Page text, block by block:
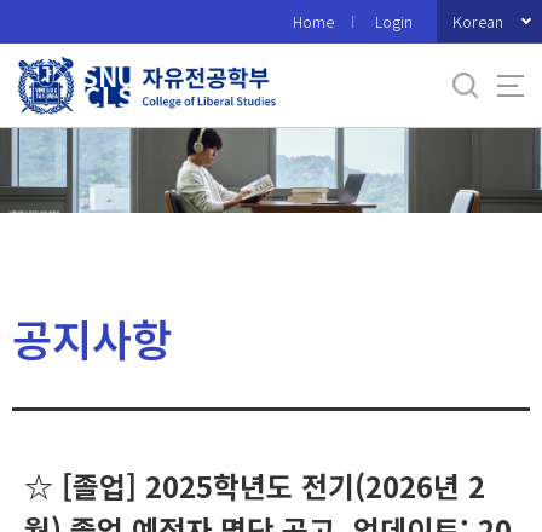
로
메
Home Login Korean
공지사항
☆ [졸업] 2025학년도 전기(2026년 2